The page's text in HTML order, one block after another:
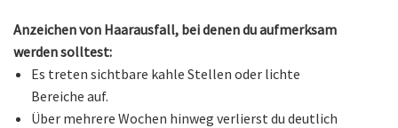
Anzeichen von Haarausfall, bei denen du aufmerksam
werden solltest:
Es treten sichtbare kahle Stellen oder lichte
Bereiche auf.
Über mehrere Wochen hinweg verlierst du deutlich